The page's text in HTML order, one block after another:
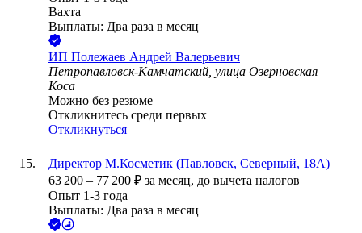
Вахта
Выплаты: Два раза в месяц
ИП Полежаев Андрей Валерьевич
Петропавловск-Камчатский, улица Озерновская
Коса
Можно без резюме
Откликнитесь среди первых
Откликнуться
Директор М.Косметик (Павловск, Северный, 18А)
63 200 – 77 200 ₽ за месяц, до вычета налогов
Опыт 1-3 года
Выплаты: Два раза в месяц